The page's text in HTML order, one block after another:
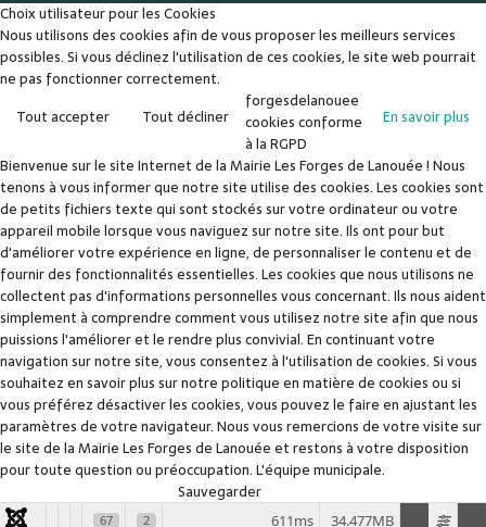
Choix utilisateur pour les Cookies
Nous utilisons des cookies afin de vous proposer les meilleurs services
possibles. Si vous déclinez l'utilisation de ces cookies, le site web pourrait
ne pas fonctionner correctement.
Tout accepter
Tout décliner En savoir plus
forgesdelanouee
cookies conforme
à la RGPD
Bienvenue sur le site Internet de la Mairie Les Forges de Lanouée ! Nous
tenons à vous informer que notre site utilise des cookies. Les cookies sont
de petits fichiers texte qui sont stockés sur votre ordinateur ou votre
appareil mobile lorsque vous naviguez sur notre site. Ils ont pour but
d'améliorer votre expérience en ligne, de personnaliser le contenu et de
fournir des fonctionnalités essentielles. Les cookies que nous utilisons ne
collectent pas d'informations personnelles vous concernant. Ils nous aident
simplement à comprendre comment vous utilisez notre site afin que nous
puissions l'améliorer et le rendre plus convivial. En continuant votre
navigation sur notre site, vous consentez à l'utilisation de cookies. Si vous
souhaitez en savoir plus sur notre politique en matière de cookies ou si
vous préférez désactiver les cookies, vous pouvez le faire en ajustant les
paramètres de votre navigateur. Nous vous remercions de votre visite sur
le site de la Mairie Les Forges de Lanouée et restons à votre disposition
pour toute question ou préoccupation. L'équipe municipale.
Accepter
Décliner
Sauvegarder
67 2 34.477MB
611ms